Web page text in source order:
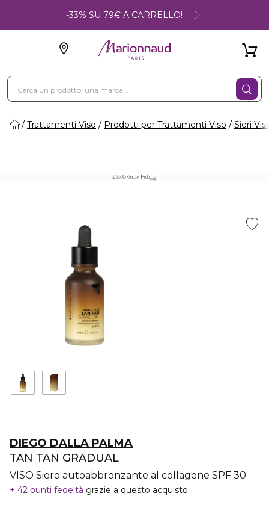
-33% SU 79€ A CARRELLO!
Trattamenti Viso Prodotti per Trattamenti Viso Sieri
DIEGO DALLA PALMA
TAN TAN GRADUAL
VISO Siero autoabbronzante al collagene SPF 30
42 punti fedeltà grazie a questo acquisto